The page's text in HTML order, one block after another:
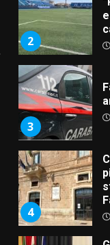
3
4
5